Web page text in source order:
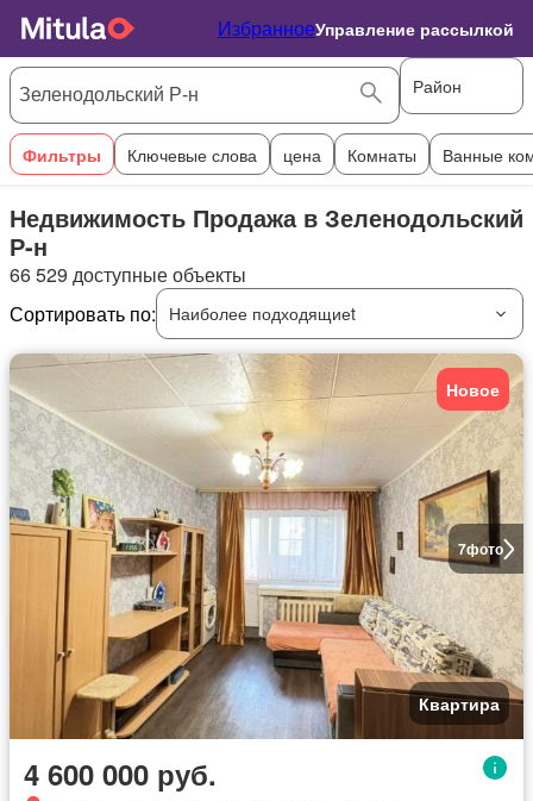
ИзбранноеУправление рассылкой
Район
Фильтры Ключевые слова цена Комнаты Ванные
Недвижимость Продажа в Зеленодольский
Р-н
66 529 доступные объекты
Сортировать по:
Наиболее подходящиеt
7фото
Новое
Квартира
4 600 000 руб.